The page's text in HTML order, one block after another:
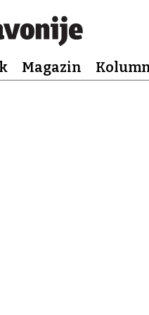
Magazin